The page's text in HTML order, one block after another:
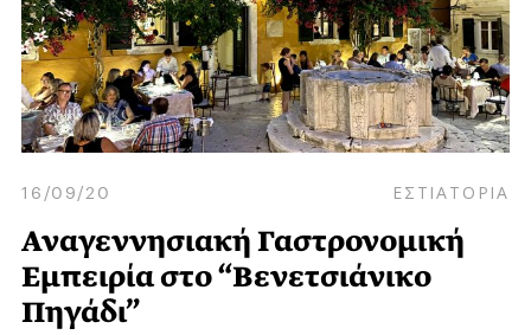
16/09/20 ΕΣΤΙΑΤΟΡΙΑ
Αναγεννησιακή Γαστρονομική
Εμπειρία στο “Βενετσιάνικο
Πηγάδι”